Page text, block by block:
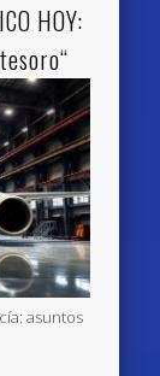
HOY:
asuntos